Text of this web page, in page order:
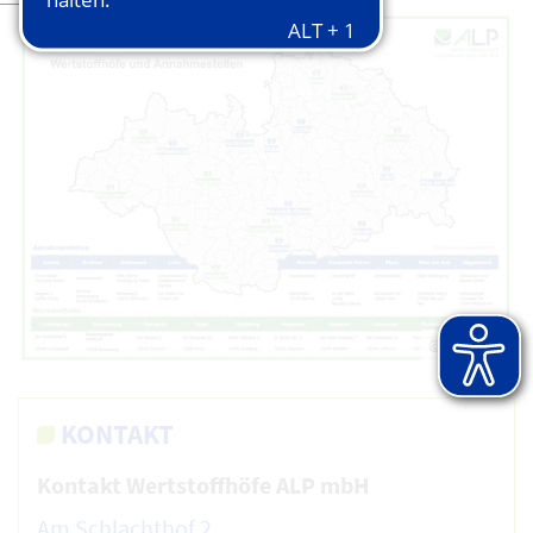
© ALP AöR
KONTAKT